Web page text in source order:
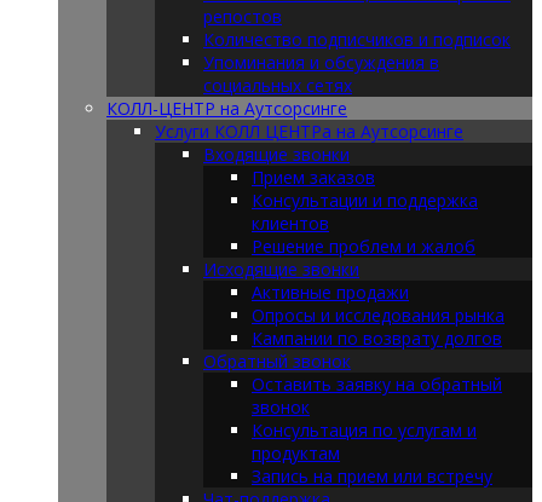
репостов
Количество подписчиков и подписок
Упоминания и обсуждения в
социальных сетях
КОЛЛ-ЦЕНТР на Аутсорсинге
Услуги КОЛЛ ЦЕНТРа на Аутсорсинге
Входящие звонки
Прием заказов
Консультации и поддержка
клиентов
Решение проблем и жалоб
Исходящие звонки
Активные продажи
Опросы и исследования рынка
Кампании по возврату долгов
Обратный звонок
Оставить заявку на обратный
звонок
Консультация по услугам и
продуктам
Запись на прием или встречу